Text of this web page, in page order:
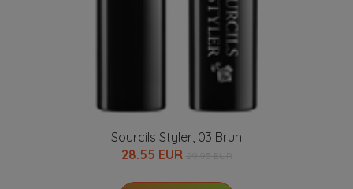
Sourcils Styler, 03 Brun
28.55 EUR